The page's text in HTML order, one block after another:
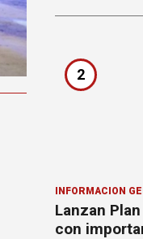
2
INFORMACION
Lanzan
con